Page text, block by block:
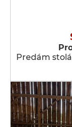
Predám